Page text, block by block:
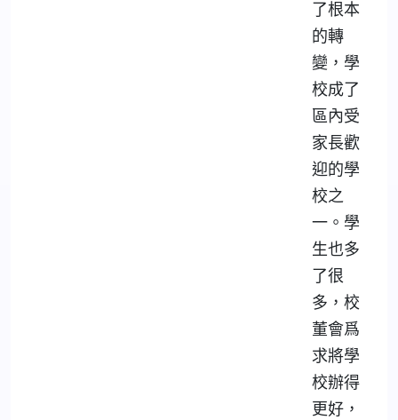
了根本
的轉
變，學
校成了
區內受
家長歡
迎的學
校之
一。學
生也多
了很
多，校
董會爲
求將學
校辦得
更好，